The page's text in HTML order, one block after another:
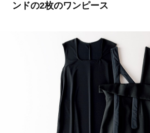
ンドの2枚のワンピース